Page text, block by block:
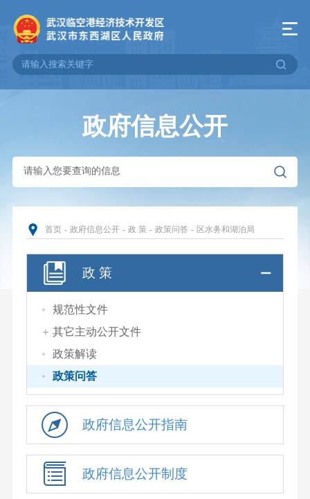
政府信息公开
首页 - 政府信息公开 - 政 策 - 政策问答 - 区水务和湖泊局
政 策
规范性文件
其它主动公开文件
政策解读
政策问答
政府信息公开指南
政府信息公开制度